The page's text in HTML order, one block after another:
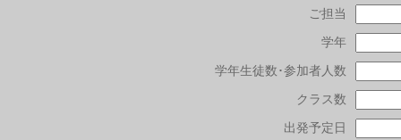
ご担当
学年
学年生徒数･参加者人数
クラス数
出発予定日